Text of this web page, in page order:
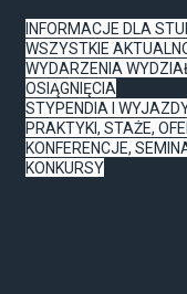
INFORMACJE DLA
WSZYSTKIE
WYDARZENIA
OSIĄGNIĘCIA
STYPENDIA I
PRAKTYKI, STAŻE,
KONFERENCJE,
KONKURSY